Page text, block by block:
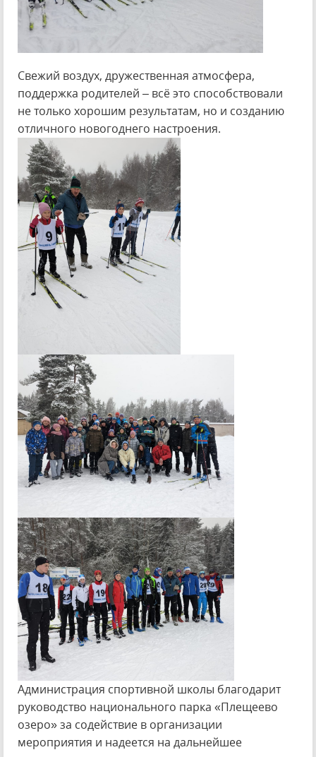
Свежий воздух, дружественная атмосфера,
поддержка родителей – всё это способствовали
не только хорошим результатам, но и созданию
отличного новогоднего настроения.
Администрация спортивной школы благодарит
руководство национального парка «Плещеево
озеро» за содействие в организации
мероприятия и надеется на дальнейшее